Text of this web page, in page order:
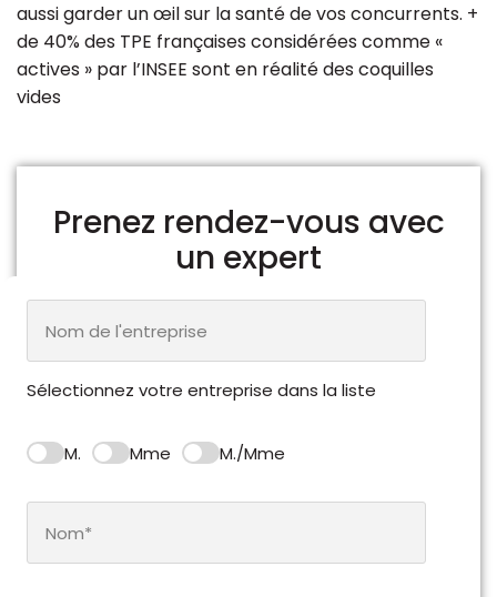
aussi garder un œil sur la santé de vos concurrents. +
de 40% des TPE françaises considérées comme «
actives » par l’INSEE sont en réalité des coquilles
vides
Prenez rendez-vous avec
un expert
Sélectionnez votre entreprise dans la liste
M. Mme M./Mme